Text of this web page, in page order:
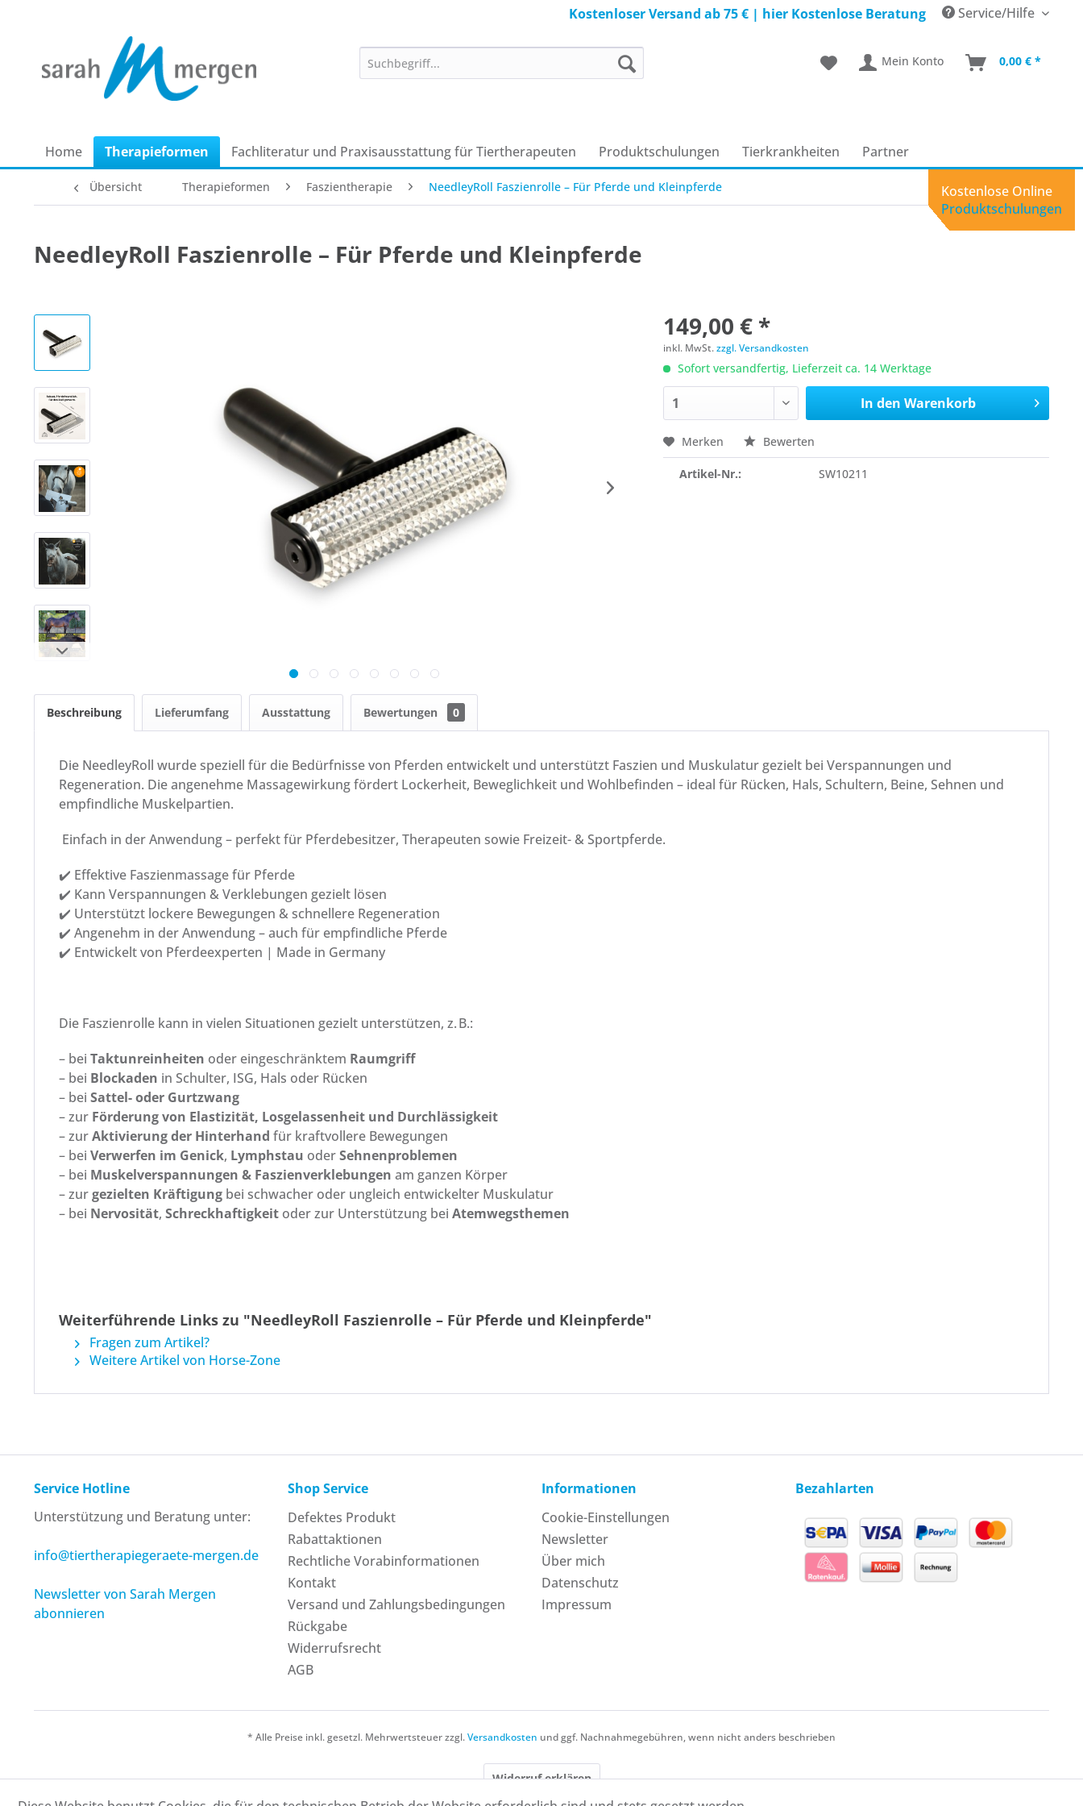
Service/Hilfe
Kostenloser Versand ab 75 € | hier Kostenlose Beratung
Mein Konto 0,00 € *
Home Therapie­formen Fachliteratur und Praxisausstattung für Tiertherapeuten Produkt­schulungen Tierkrankheiten Partner
Übersicht Therapie­formen Faszientherapie NeedleyRoll Faszienrolle – Für Pferde und Kleinpferde
NeedleyRoll Faszienrolle – Für Pferde und Kleinpferde
149,00 € *
inkl. MwSt.zzgl. Versandkosten
Sofort versandfertig, Lieferzeit ca. 14 Werktage
In den Warenkorb
Merken Bewerten
Artikel-Nr.: SW10211
Beschreibung Lieferumfang Ausstattung Bewertungen 0
Die NeedleyRoll wurde speziell für die Bedürfnisse von Pferden entwickelt und unterstützt Faszien und Muskulatur gezielt bei Verspannungen und
Regeneration. Die angenehme Massagewirkung fördert Lockerheit, Beweglichkeit und Wohlbefinden – ideal für Rücken, Hals, Schultern, Beine, Sehnen und
empfindliche Muskelpartien.
Einfach in der Anwendung – perfekt für Pferdebesitzer, Therapeuten sowie Freizeit- & Sportpferde.
✔️ Effektive Faszienmassage für Pferde
✔️ Kann Verspannungen & Verklebungen gezielt lösen
✔️ Unterstützt lockere Bewegungen & schnellere Regeneration
✔️ Angenehm in der Anwendung – auch für empfindliche Pferde
✔️ Entwickelt von Pferdeexperten | Made in Germany
Die Faszienrolle kann in vielen Situationen gezielt unterstützen, z. B.:
– bei Taktunreinheiten oder eingeschränktem Raumgriff
– bei Blockaden in Schulter, ISG, Hals oder Rücken
– bei Sattel- oder Gurtzwang
– zur Förderung von Elastizität, Losgelassenheit und Durchlässigkeit
– zurAktivierung der Hinterhand für kraftvollere Bewegungen
– bei Verwerfen im Genick, Lymphstau oderSehnenproblemen
– bei Muskelverspannungen & Faszienverklebungen am ganzen Körper
– zurgezielten Kräftigung bei schwacher oder ungleich entwickelter Muskulatur
– bei Nervosität, Schreckhaftigkeit oder zur Unterstützung bei Atemwegsthemen
Weiterführende Links zu "NeedleyRoll Faszienrolle – Für Pferde und Kleinpferde"
Fragen zum Artikel?
Weitere Artikel von Horse-Zone
Kostenlose Online
Produktschulungen
Service Hotline
Unterstützung und Beratung unter:
info@tiertherapiegeraete-mergen.de
Newsletter von Sarah Mergen
abonnieren
Shop Service
Defektes Produkt
Rabattaktionen
Rechtliche Vorabinformationen
Kontakt
Versand und Zahlungsbedingungen
Rückgabe
Widerrufsrecht
AGB
Informationen
Cookie-Einstellungen
Newsletter
Über mich
Datenschutz
Impressum
Bezahlarten
* Alle Preise inkl. gesetzl. Mehrwertsteuer zzgl.Versandkosten und ggf. Nachnahmegebühren, wenn nicht anders beschrieben
Widerruf erklären